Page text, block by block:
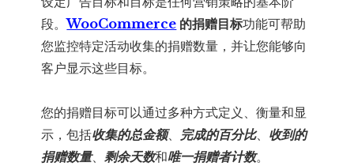
段。WooCommerce 的捐赠目标功能可帮助
您监控特定活动收集的捐赠数量，并让您能够向
客户显示这些目标。
您的捐赠目标可以通过多种方式定义、衡量和显
示，包括收集的总金额、 完成的百分比、 收到的
捐赠数量、剩余天数和唯一捐赠者计数。